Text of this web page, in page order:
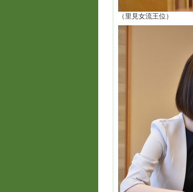
（里見女流王位）